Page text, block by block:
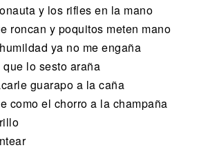
y los rifles en la mano
roncan y poquitos meten mano
ya no me engaña
lo sesto araña
guarapo a la caña
como el chorro a la champaña